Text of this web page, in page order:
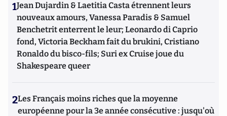
1Jean Dujardin & Laetitia Casta étrennent leurs
nouveaux amours, Vanessa Paradis & Samuel
Benchetrit enterrent le leur; Leonardo di Caprio
fond, Victoria Beckham fait du brukini, Cristiano
Ronaldo du bisco-fils; Suri ex Cruise joue du
Shakespeare queer
2Les Français moins riches que la moyenne
européenne pour la 3e année consécutive : jusqu'où